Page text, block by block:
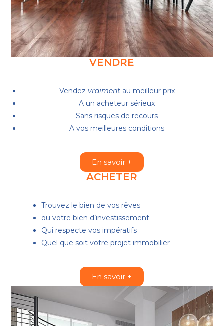
VENDRE
Vendez vraimentau meilleur prix
A un acheteur sérieux
Sans risques de recours
A vos meilleures conditions
En savoir +
ACHETER
Trouvez le bien de vos rêves
ou votre bien d’investissement
Qui respecte vos impératifs
Quel que soit votre projetimmobilier
En savoir +